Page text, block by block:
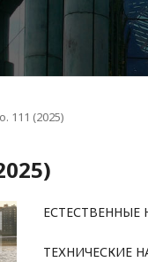
111 (2025)
ЕСТЕСТВЕННЫЕ
ТЕХНИЧЕСКИЕ